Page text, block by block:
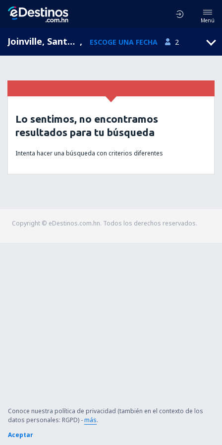
Menú
Joinville, Santa Catarina, Brasil , ESCOGE UNA FECHA 2
Lo sentimos, no encontramos
resultados para tu búsqueda
Intenta hacer una búsqueda con criterios diferentes
Copyright © eDestinos.com.hn. Todos los derechos reservados.
Conoce nuestra política de privacidad (también en el contexto de los
datos personales: RGPD) -más.
Aceptar